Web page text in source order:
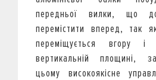
передньої вилки, що
перемістити вперед, так
переміщується вгору
вертикальній площині,
цьому високоякісне